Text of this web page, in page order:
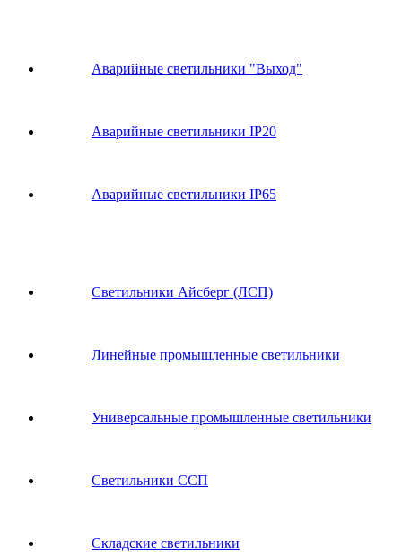
Аварийные светильники "Выход"
Аварийные светильники IP20
Аварийные светильники IP65
Светильники Айсберг (ЛСП)
Линейные промышленные светильники
Универсальные промышленные светильники
Светильники ССП
Складские светильники